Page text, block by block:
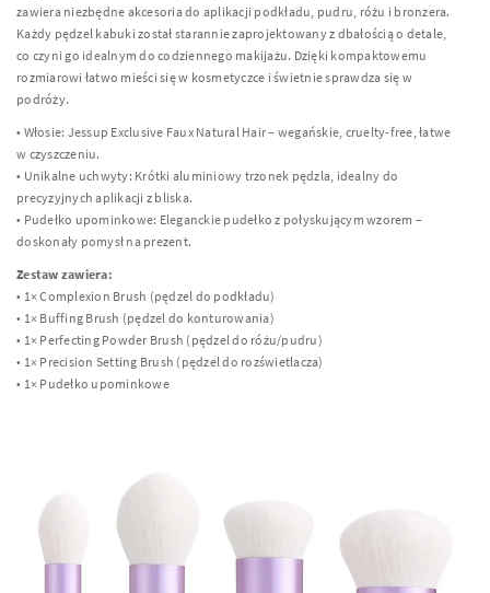
zawiera niezbędne akcesoria do aplikacji podkładu, pudru, różu i bronzera.
Każdy pędzel kabuki został starannie zaprojektowany z dbałością o detale,
co czyni go idealnym do codziennego makijażu. Dzięki kompaktowemu
rozmiarowi łatwo mieści się w kosmetyczce i świetnie sprawdza się w
podróży.
• Włosie: Jessup Exclusive Faux Natural Hair – wegańskie, cruelty-free, łatwe
w czyszczeniu.
• Unikalne uchwyty: Krótki aluminiowy trzonek pędzla, idealny do
precyzyjnych aplikacji z bliska.
• Pudełko upominkowe: Eleganckie pudełko z połyskującym wzorem –
doskonały pomysł na prezent.
Zestaw zawiera:
• 1× Complexion Brush (pędzel do podkładu)
• 1× Buffing Brush (pędzel do konturowania)
• 1× Perfecting Powder Brush (pędzel do różu/pudru)
• 1× Precision Setting Brush (pędzel do rozświetlacza)
• 1× Pudełko upominkowe